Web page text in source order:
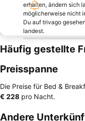
erhalten, ändern sich
möglicherweise nicht
Du auf trivago
landest.
Häufig gestellte
Preisspanne
Die Preise für Bed &
‎€ 228 pro Nacht.
Andere